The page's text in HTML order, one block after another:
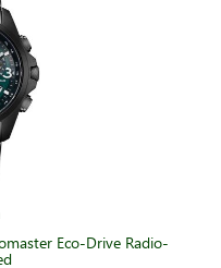
Eco-Drive Radio-